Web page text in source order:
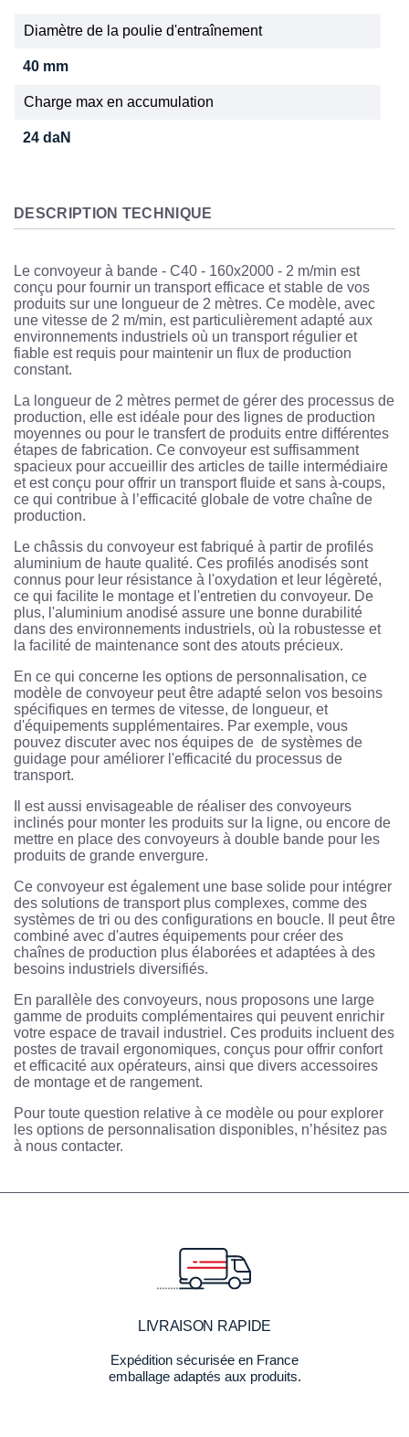
Diamètre de la poulie d'entraînement
40 mm
Charge max en accumulation
24 daN
DESCRIPTION TECHNIQUE
Le convoyeur à bande - C40 - 160x2000 - 2 m/min est
conçu pour fournir un transport efficace et stable de vos
produits sur une longueur de 2 mètres. Ce modèle, avec
une vitesse de 2 m/min, est particulièrement adapté aux
environnements industriels où un transport régulier et
fiable est requis pour maintenir un flux de production
constant.
La longueur de 2 mètres permet de gérer des processus de
production, elle est idéale pour des lignes de production
moyennes ou pour le transfert de produits entre différentes
étapes de fabrication. Ce convoyeur est suffisamment
spacieux pour accueillir des articles de taille intermédiaire
et est conçu pour offrir un transport fluide et sans à-coups,
ce qui contribue à l’efficacité globale de votre chaîne de
production.
Le châssis du convoyeur est fabriqué à partir de profilés
aluminium de haute qualité. Ces profilés anodisés sont
connus pour leur résistance à l'oxydation et leur légèreté,
ce qui facilite le montage et l'entretien du convoyeur. De
plus, l'aluminium anodisé assure une bonne durabilité
dans des environnements industriels, où la robustesse et
la facilité de maintenance sont des atouts précieux.
En ce qui concerne les options de personnalisation, ce
modèle de convoyeur peut être adapté selon vos besoins
spécifiques en termes de vitesse, de longueur, et
d'équipements supplémentaires. Par exemple, vous
pouvez discuter avec nos équipes de de systèmes de
guidage pour améliorer l'efficacité du processus de
transport.
Il est aussi envisageable de réaliser des convoyeurs
inclinés pour monter les produits sur la ligne, ou encore de
mettre en place des convoyeurs à double bande pour les
produits de grande envergure.
Ce convoyeur est également une base solide pour intégrer
des solutions de transport plus complexes, comme des
systèmes de tri ou des configurations en boucle. Il peut être
combiné avec d'autres équipements pour créer des
chaînes de production plus élaborées et adaptées à des
besoins industriels diversifiés.
En parallèle des convoyeurs, nous proposons une large
gamme de produits complémentaires qui peuvent enrichir
votre espace de travail industriel. Ces produits incluent des
postes de travail ergonomiques, conçus pour offrir confort
et efficacité aux opérateurs, ainsi que divers accessoires
de montage et de rangement.
Pour toute question relative à ce modèle ou pour explorer
les options de personnalisation disponibles, n’hésitez pas
à nous contacter.
LIVRAISON RAPIDE
Expédition sécurisée en France
emballage adaptés aux produits.